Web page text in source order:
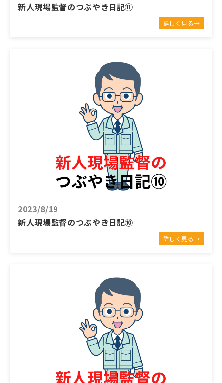
新人現場監督のつぶやき日記⑪
詳しく見る→
2023/8/19
新人現場監督のつぶやき日記⑩
詳しく見る→